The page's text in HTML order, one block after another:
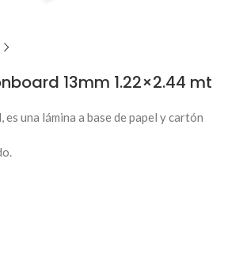
13mm 1.22×2.44 mt
es una lámina a base de papel y cartón